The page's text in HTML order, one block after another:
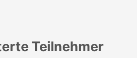
Teilnehmer